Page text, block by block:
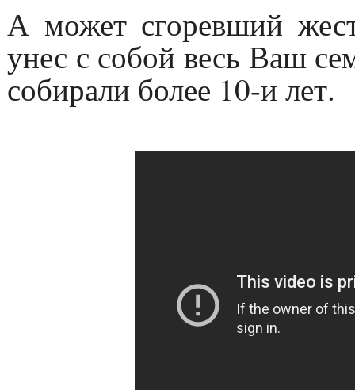
А может сгоревший
унес с собой весь Ваш
собирали более 10-и лет.